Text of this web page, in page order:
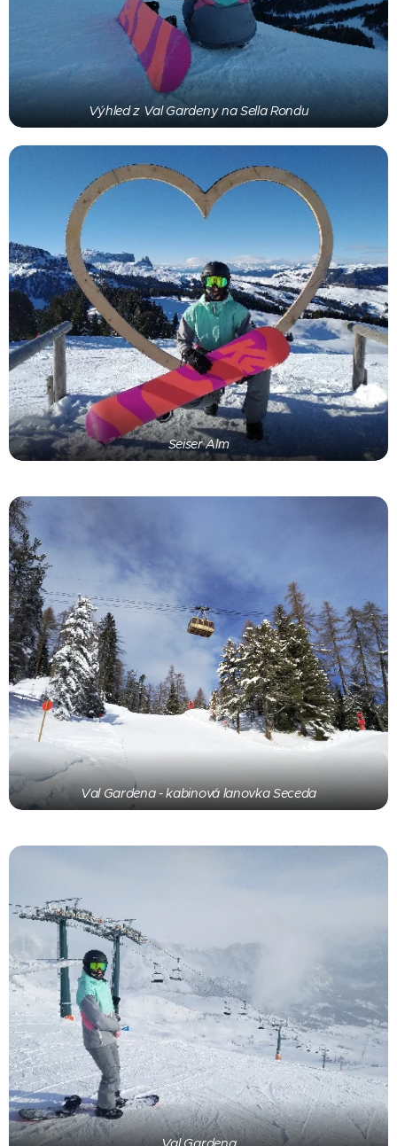
Výhled z Val Gardeny na Sella Rondu
Seiser Alm
Val Gardena - kabinová lanovka Seceda